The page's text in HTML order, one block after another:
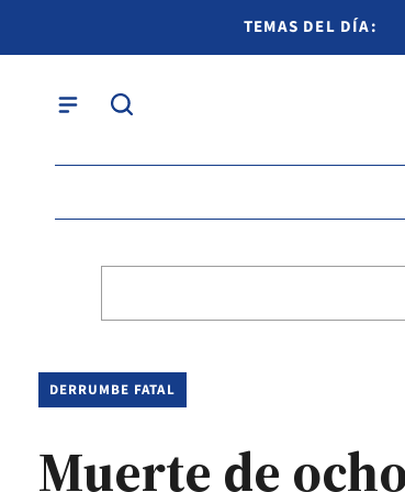
TEMAS DEL DÍA:
DERRUMBE FATAL
Muerte de